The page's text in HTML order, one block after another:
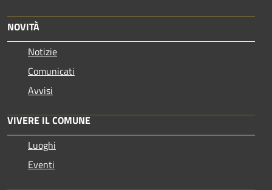
NOVITÀ
Notizie
Comunicati
Avvisi
VIVERE IL COMUNE
Luoghi
Eventi